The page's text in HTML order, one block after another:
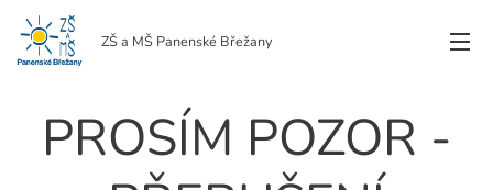
ZŠ a MŠ Panenské Břežany
PROSÍM POZOR -